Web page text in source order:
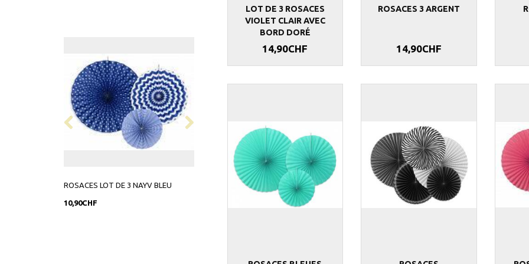
ROSACES LOT DE 3 NAYV BLEU
10,90CHF
ROSACES LOT DE 3 ROUGE-NOIR ROSACES 3 OR ROSACES 3
LOT DE 3 ROSACES
VIOLET CLAIR AVEC
BORD DORÉ
14,90CHF
ROSACES 3 ARGENT
14,90CHF